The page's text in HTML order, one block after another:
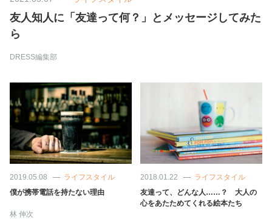
ワークスタイル
妊娠/出産/家族
ココロ/カラダ
グルメ
友人知人に「友達って何？」とメッセージしてみた
ら
DRESS編集部
2019.05.08
ライフスタイル
僕が携帯電話を持たない理由
林 伸次
2018.01.22
ライフスタイル
友達って、どんな人……？ 大人の
心をあたためてくれる絵本たち